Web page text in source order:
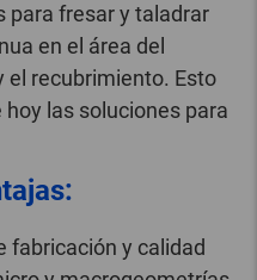
para fresar y taladrar
en el área del
recubrimiento. Esto
las soluciones para
fabricación y calidad